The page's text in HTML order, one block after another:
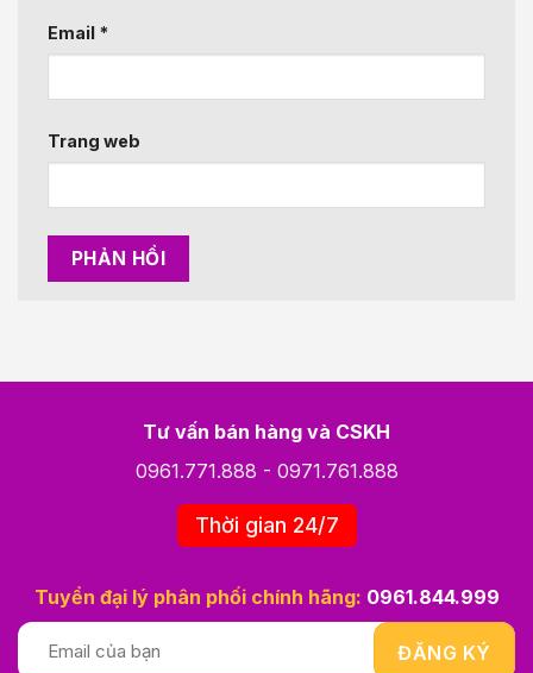
Email *
Trang web
Tư vấn bán hàng và CSKH
0961.771.888 - 0971.761.888
Thời gian 24/7
Tuyển đại lý phân phối chính hãng: 0961.844.999